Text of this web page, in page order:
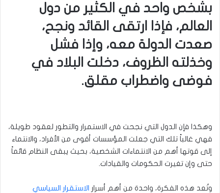
بشخص واحد في الكثير من دول
العالم، فإذا ارتقى القائد ونجح،
صعدت الدولة معه، وإذا فشل
وخذلته الظروف، دخلت البلاد في
فوضى واضطراب مقلق.
وهكذا فإن الدول التي نجحت في الاستمرار والتطور لعقود طويلة،
فهي غالباً تلك التي جعلت المؤسسات أقوى من الأفراد، والانتماء
إلى قوتها أهم من الانتماءات الشخصية، بحيث يبقى النظام قائماً
حتى وإن تغيرت الحكومات والقيادات.
وتُعد هذه الفكرة، واحدة من أهم أسرار الاستقرار السياسي